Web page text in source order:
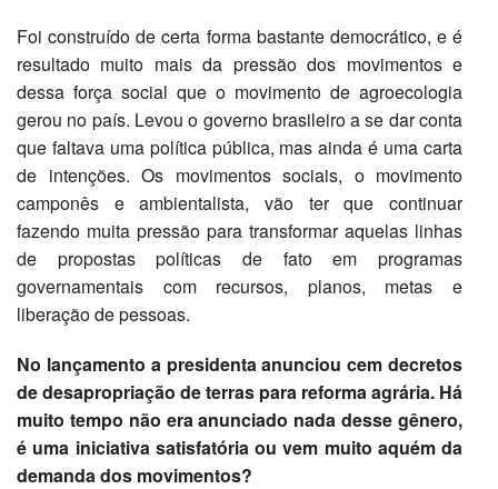
Foi construído de certa forma bastante democrático, e é
resultado muito mais da pressão dos movimentos e
dessa força social que o movimento de agroecologia
gerou no país. Levou o governo brasileiro a se dar conta
que faltava uma política pública, mas ainda é uma carta
de intenções. Os movimentos sociais, o movimento
camponês e ambientalista, vão ter que continuar
fazendo muita pressão para transformar aquelas linhas
de propostas políticas de fato em programas
governamentais com recursos, planos, metas e
liberação de pessoas.
No lançamento a presidenta anunciou cem decretos
de desapropriação de terras para reforma agrária. Há
muito tempo não era anunciado nada desse gênero,
é uma iniciativa satisfatória ou vem muito aquém da
demanda dos movimentos?